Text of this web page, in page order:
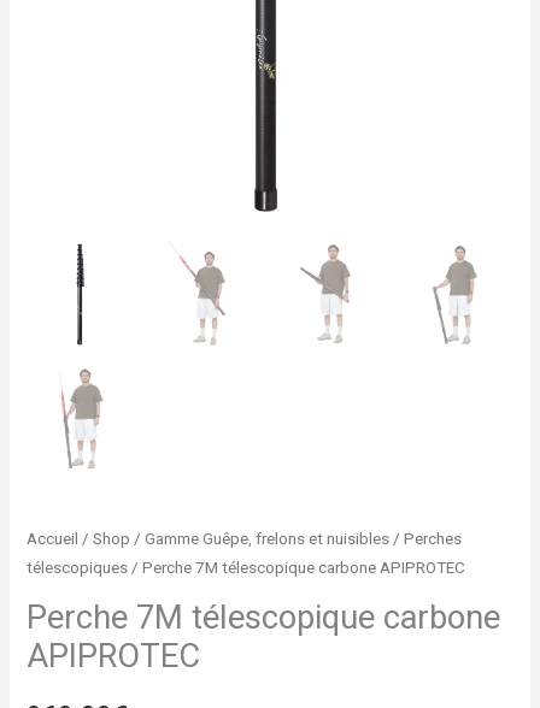
Accueil /Shop /Gamme Guêpe, frelons et nuisibles /Perches
télescopiques / Perche 7M télescopique carbone APIPROTEC
Perche 7M télescopique carbone
APIPROTEC